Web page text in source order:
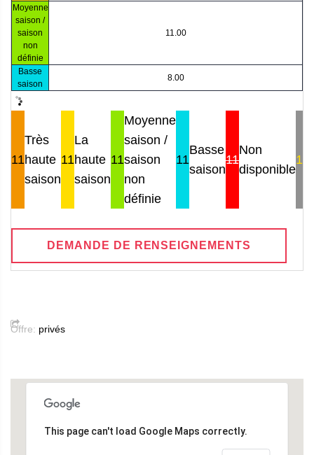
Moyenne
saison /
saison
non
définie
11.00
Basse
saison
8.00
11
Très
haute
saison
11
La
haute
saison
11
Moyenne
saison /
saison
non
définie
11
Basse
saison
11
Non
disponible
11
DEMANDE DE RENSEIGNEMENTS
Offre: privés
This page can't load Google Maps correctly.